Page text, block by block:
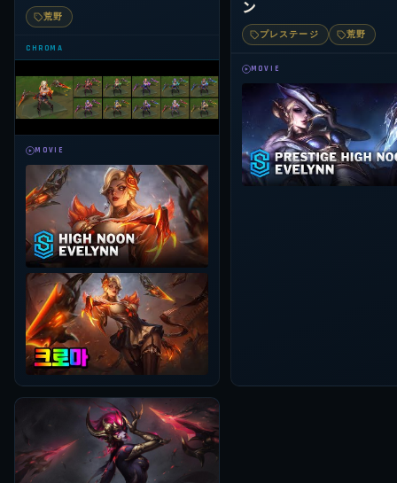
荒野
CHROMA
MOVIE
ン
プレステージ 荒野
MOVIE